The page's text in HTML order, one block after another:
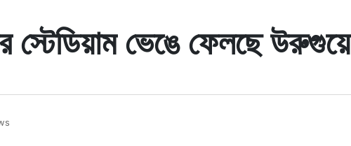
স্টেডিয়াম ভেঙে ফেলছে উরুগুয়ে